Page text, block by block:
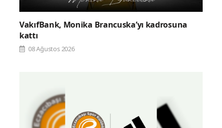
VakıfBank, Monika Brancuska’yı kadrosuna
kattı
08 Ağustos 2026